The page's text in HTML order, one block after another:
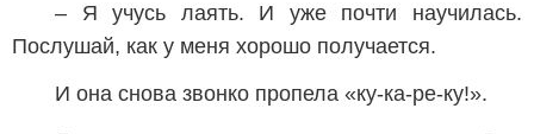
– Я учусь лаять. И уже почти научилась.
Послушай, как у меня хорошо получается.
И она снова звонко пропела «ку-ка-ре-ку!».